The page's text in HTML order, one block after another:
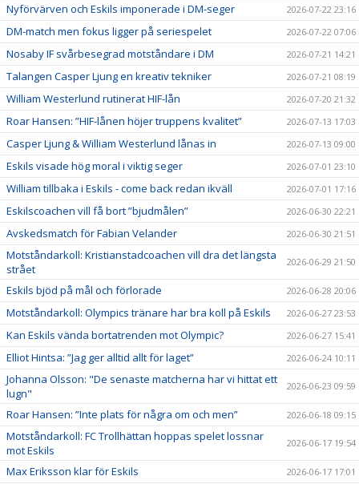
Nyförvärven och Eskils imponerade i DM-seger 2026-07-22 23:16
DM-match men fokus ligger på seriespelet 2026-07-22 07:06
Nosaby IF svårbesegrad motståndare i DM 2026-07-21 14:21
Talangen Casper Ljung en kreativ tekniker 2026-07-21 08:19
William Westerlund rutinerat HIF-lån 2026-07-20 21:32
Roar Hansen: ”HIF-lånen höjer truppens kvalitet” 2026-07-13 17:03
Casper Ljung & William Westerlund lånas in 2026-07-13 09:00
Eskils visade hög moral i viktig seger 2026-07-01 23:10
William tillbaka i Eskils - come back redan ikväll 2026-07-01 17:16
Eskilscoachen vill få bort ”bjudmålen” 2026-06-30 22:21
Avskedsmatch för Fabian Velander 2026-06-30 21:51
Motståndarkoll: Kristianstadcoachen vill dra det längsta
strået
2026-06-29 21:50
Eskils bjöd på mål och förlorade 2026-06-28 20:06
Motståndarkoll: Olympics tränare har bra koll på Eskils 2026-06-27 23:53
Kan Eskils vända bortatrenden mot Olympic? 2026-06-27 15:41
Elliot Hintsa: ”Jag ger alltid allt för laget” 2026-06-24 10:11
Johanna Olsson: "De senaste matcherna har vi hittat ett
lugn"
2026-06-23 09:59
Roar Hansen: ”Inte plats för några om och men” 2026-06-18 09:15
Motståndarkoll: FC Trollhättan hoppas spelet lossnar
mot Eskils
2026-06-17 19:54
Max Eriksson klar för Eskils 2026-06-17 17:01